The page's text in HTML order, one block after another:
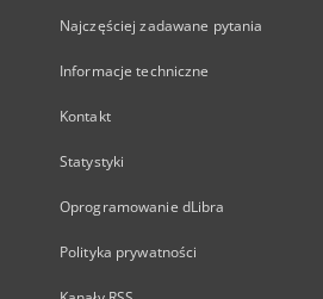
Najczęściej zadawane pytania
Informacje techniczne
Kontakt
Statystyki
Oprogramowanie dLibra
Polityka prywatności